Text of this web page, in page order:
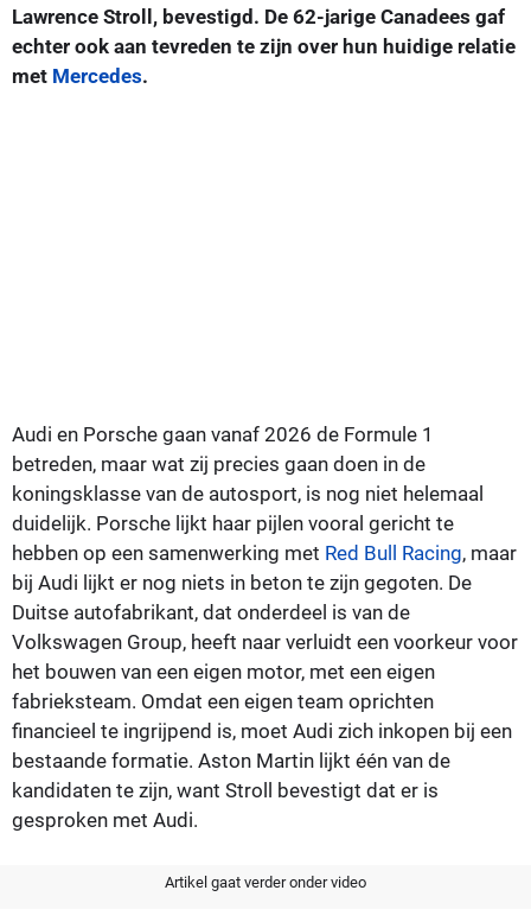
Lawrence Stroll, bevestigd. De 62-jarige Canadees gaf
echter ook aan tevreden te zijn over hun huidige relatie
met Mercedes.
Audi en Porsche gaan vanaf 2026 de Formule 1
betreden, maar wat zij precies gaan doen in de
koningsklasse van de autosport, is nog niet helemaal
duidelijk. Porsche lijkt haar pijlen vooral gericht te
hebben op een samenwerking met Red Bull Racing, maar
bij Audi lijkt er nog niets in beton te zijn gegoten. De
Duitse autofabrikant, dat onderdeel is van de
Volkswagen Group, heeft naar verluidt een voorkeur voor
het bouwen van een eigen motor, met een eigen
fabrieksteam. Omdat een eigen team oprichten
financieel te ingrijpend is, moet Audi zich inkopen bij een
bestaande formatie. Aston Martin lijkt één van de
kandidaten te zijn, want Stroll bevestigt dat er is
gesproken met Audi.
Artikel gaat verder onder video